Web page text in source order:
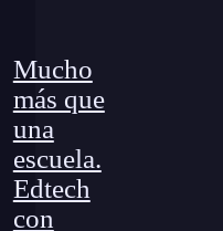
Mucho
más que
una
escuela.
Edtech
con